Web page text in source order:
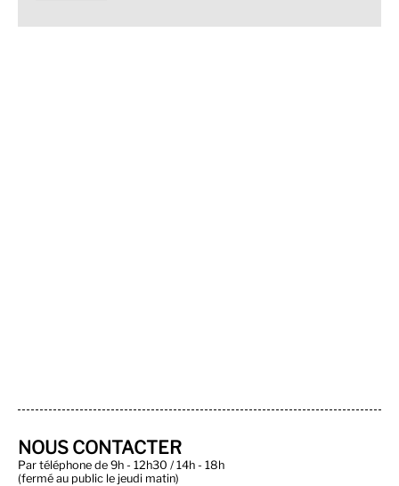
NOUS CONTACTER
Par téléphone de 9h - 12h30 / 14h - 18h
(fermé au public le jeudi matin)